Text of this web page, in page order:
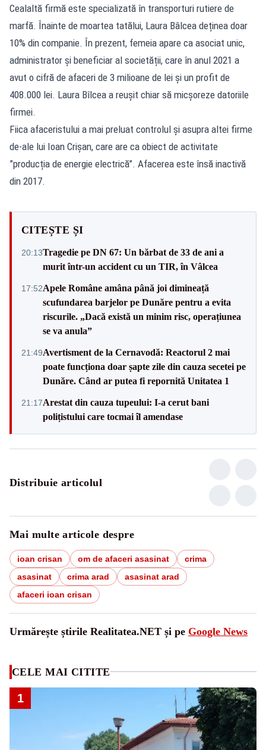
Cealaltă firmă este specializată în transporturi rutiere de
marfă. Înainte de moartea tatălui, Laura Bâlcea deținea doar
10% din companie. În prezent, femeia apare ca asociat unic,
administrator și beneficiar al societății, care în anul 2021 a
avut o cifră de afaceri de 3 milioane de lei și un profit de
408.000 lei. Laura Bîlcea a reușit chiar să micșoreze datoriile
firmei.
Fiica afaceristului a mai preluat controlul și asupra altei firme
de-ale lui Ioan Crișan, care are ca obiect de activitate
”producția de energie electrică”. Afacerea este însă inactivă
din 2017.
CITEȘTE ȘI
20:13Tragedie pe DN 67: Un bărbat de 33 de ani a
murit într-un accident cu un TIR, în Vâlcea
17:52Apele Române amâna până joi dimineață
scufundarea barjelor pe Dunăre pentru a evita
riscurile. „Dacă există un minim risc, operațiunea
se va anula”
21:49Avertisment de la Cernavodă: Reactorul 2 mai
poate funcționa doar șapte zile din cauza secetei pe
Dunăre. Când ar putea fi repornită Unitatea 1
21:17Arestat din cauza tupeului: I-a cerut bani
polițistului care tocmai îl amendase
Distribuie articolul
Mai multe articole despre
ioan crisan om de afaceri asasinat
crima
asasinat
crima arad
asasinat arad
afaceri ioan crisan
Urmărește știrile Realitatea.NET și pe Google News
CELE MAI CITITE
1